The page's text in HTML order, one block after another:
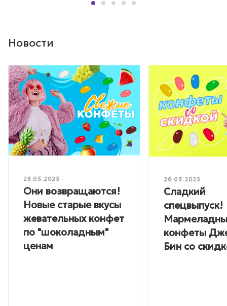
Новости
28.05.2025
Они возвращаются!
Новые старые вкусы
жевательных конфет
по "шоколадным"
ценам
26.03.2025
Сладкий
спецвыпуск!
конфеты
Бин со